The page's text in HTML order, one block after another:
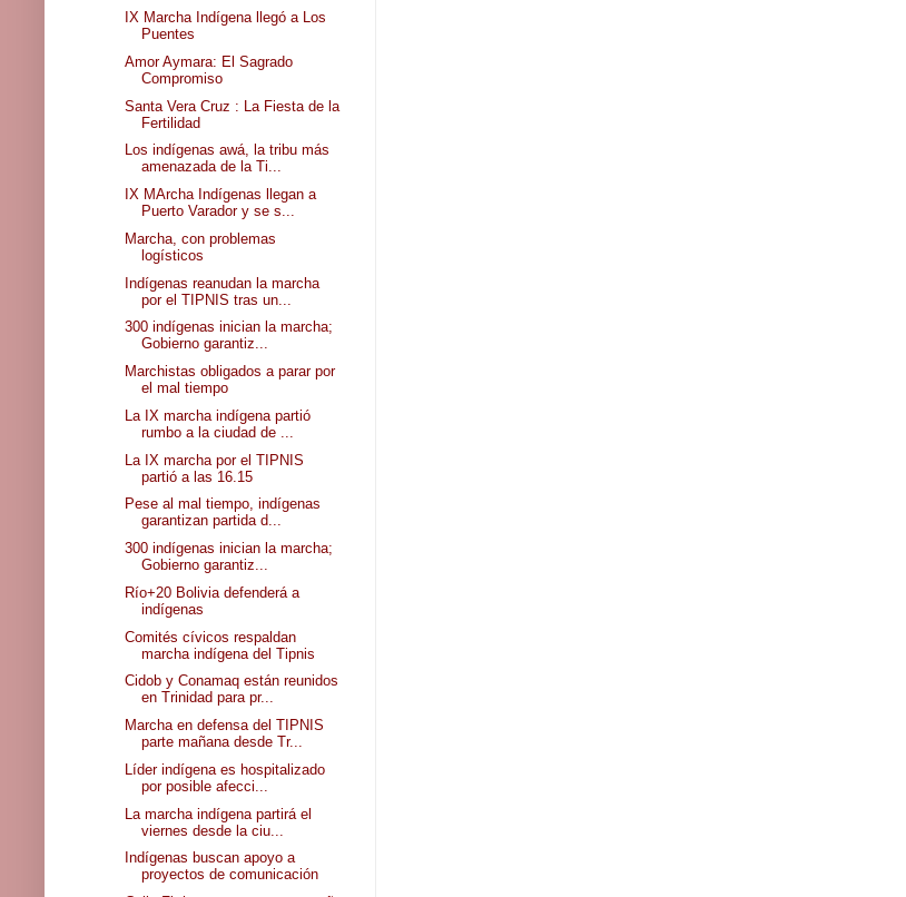
IX Marcha Indígena llegó a Los
Puentes
Amor Aymara: El Sagrado
Compromiso
Santa Vera Cruz : La Fiesta de la
Fertilidad
Los indígenas awá, la tribu más
amenazada de la Ti...
IX MArcha Indígenas llegan a
Puerto Varador y se s...
Marcha, con problemas
logísticos
Indígenas reanudan la marcha
por el TIPNIS tras un...
300 indígenas inician la marcha;
Gobierno garantiz...
Marchistas obligados a parar por
el mal tiempo
La IX marcha indígena partió
rumbo a la ciudad de ...
La IX marcha por el TIPNIS
partió a las 16.15
Pese al mal tiempo, indígenas
garantizan partida d...
300 indígenas inician la marcha;
Gobierno garantiz...
Río+20 Bolivia defenderá a
indígenas
Comités cívicos respaldan
marcha indígena del Tipnis
Cidob y Conamaq están reunidos
en Trinidad para pr...
Marcha en defensa del TIPNIS
parte mañana desde Tr...
Líder indígena es hospitalizado
por posible afecci...
La marcha indígena partirá el
viernes desde la ciu...
Indígenas buscan apoyo a
proyectos de comunicación